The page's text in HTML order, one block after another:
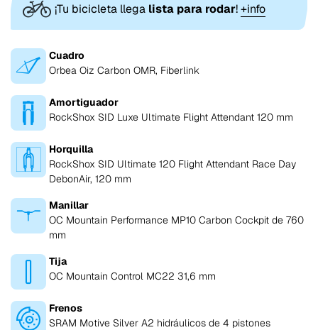
¡Tu bicicleta llega lista para rodar!+info
Cuadro
Orbea Oiz Carbon OMR, Fiberlink
Amortiguador
RockShox SID Luxe Ultimate Flight Attendant 120 mm
Horquilla
RockShox SID Ultimate 120 Flight Attendant Race Day
DebonAir, 120 mm
Manillar
OC Mountain Performance MP10 Carbon Cockpit de 760
mm
Tija
OC Mountain Control MC22 31,6 mm
Frenos
SRAM Motive Silver A2 hidráulicos de 4 pistones